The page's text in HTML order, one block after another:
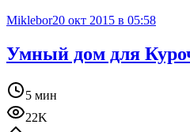
Miklebor20 окт 2015 в 05:58
Умный дом для
5 мин
22K